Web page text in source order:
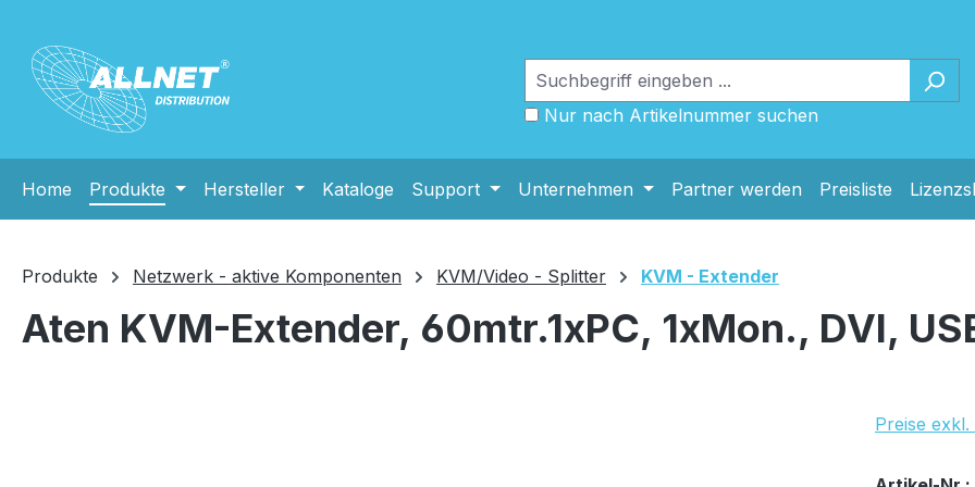
Nur nach Artikelnummer suchen
Home Produkte Hersteller Kataloge Support Unternehmen Partner werden Preisliste
Produkte Netzwerk - aktive Komponenten KVM/Video - Splitter KVM - Extender
Aten KVM-Extender, 60mtr.1xPC, 1xMon., DVI,
Preise